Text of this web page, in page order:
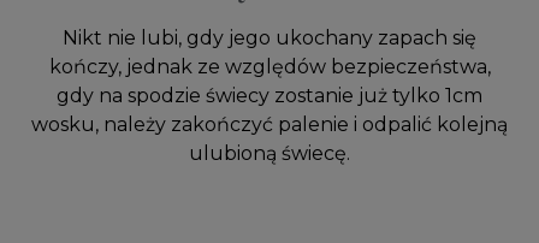
Nikt nie lubi, gdy jego ukochany zapach się
kończy, jednak ze względów bezpieczeństwa,
gdy na spodzie świecy zostanie już tylko 1cm
wosku, należy zakończyć palenie i odpalić kolejną
ulubioną świecę.